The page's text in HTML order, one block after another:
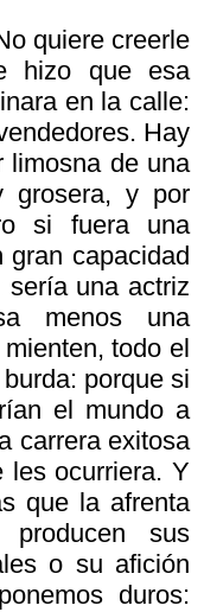
quiere creerle
hizo que esa
en la calle:
Hay
limosna de una
grosera, y por
si fuera una
gran capacidad
una actriz
menos una
todo el
porque si
el mundo a
carrera exitosa
les ocurriera. Y
que la afrenta
producen sus
o su afición
duros: